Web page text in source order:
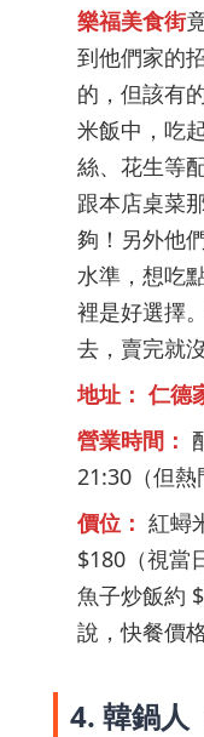
樂福美食街
到他們家的
的，但該有
米飯中，吃
絲、花生等
跟本店桌菜
夠！另外他
水準，想吃
裡是好選擇
去，賣完就
地址： 仁德
營業時間：
21:30（但熱
價位： 紅蟳
$180（視當
魚子炒飯約
說，快餐價
4. 韓鍋人